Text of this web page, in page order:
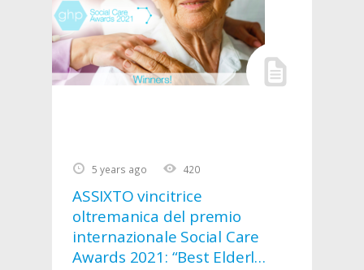
5 years ago 420
ASSIXTO vincitrice
oltremanica del premio
internazionale Social Care
Awards 2021: “Best Elderly